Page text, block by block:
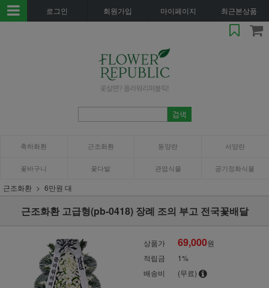
로그인 회원가입 마이페이지 최근본상품
축하화환 근조화환 동양란 서양란
꽃바구니 꽃다발 관엽식물 공기정화식물
근조화환 6만원 대
근조화환 고급형(pb-0418) 장례 조의 부고 전국꽃배달
상품가 69,000원
적립금
1%
배송비
(무료)